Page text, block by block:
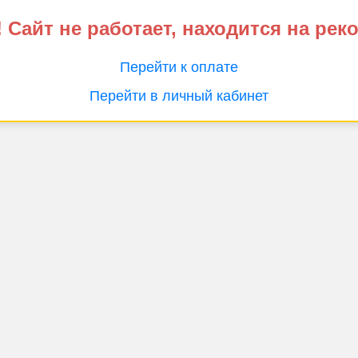
не работает, находится на
Перейти к оплате
Перейти в личный кабинет